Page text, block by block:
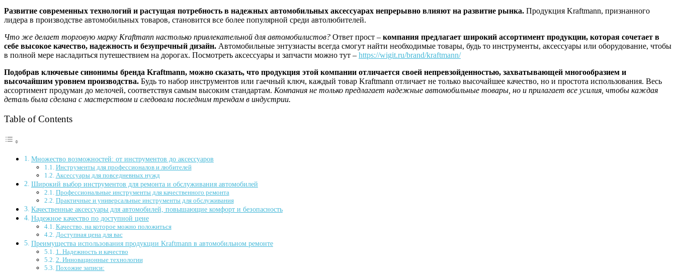
Развитие современных технологий и растущая потребность в надежных автомобильных аксессуарах непрерывно влияют на развитие рынка. Продукция Kraftmann, признанного
лидера в производстве автомобильных товаров, становится все более популярной среди автолюбителей.
Что же делает торговую марку Kraftmann настолько привлекательной для автомобилистов? Ответ прост – компания предлагает широкий ассортимент продукции, которая сочетает в
себе высокое качество, надежность и безупречный дизайн. Автомобильные энтузиасты всегда смогут найти необходимые товары, будь то инструменты, аксессуары или оборудование, чтобы
в полной мере насладиться путешествием на дорогах. Посмотреть аксессуары и запчасти можно тут – https://wigit.ru/brand/kraftmann/
Подобрав ключевые синонимы бренда Kraftmann, можно сказать, что продукция этой компании отличается своей непревзойденностью, захватывающей многообразием и
высочайшим уровнем производства. Будь то набор инструментов или гаечный ключ, каждый товар Kraftmann отличает не только высочайшее качество, но и простота использования. Весь
ассортимент продуман до мелочей, соответствуя самым высоким стандартам. Компания не только предлагает надежные автомобильные товары, но и прилагает все усилия, чтобы каждая
деталь была сделана с мастерством и следовала последним трендам в индустрии.
Table of Contents
Множество возможностей: от инструментов до аксессуаров
Инструменты для профессионалов и любителей
Аксессуары для повседневных нужд
Широкий выбор инструментов для ремонта и обслуживания автомобилей
Профессиональные инструменты для качественного ремонта
Практичные и универсальные инструменты для обслуживания
Качественные аксессуары для автомобилей, повышающие комфорт и безопасность
Надежное качество по доступной цене
Качество, на которое можно положиться
Доступная цена для вас
Преимущества использования продукции Kraftmann в автомобильном ремонте
1. Надежность и качество
2. Инновационные технологии
Похожие записи: